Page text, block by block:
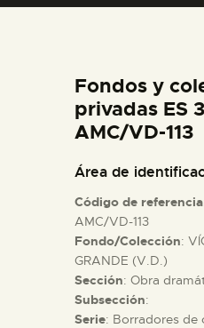
DIDÁCTICA
ESPAÑOL
ACTIVIDADES
█
Fondos y
privadas ES
AMC/VD-113
Área de
Código de referencia
AMC/VD-113
Fondo/Colección:
GRANDE (V.D.)
Sección: Obra
Subsección:
Serie: Borradores de